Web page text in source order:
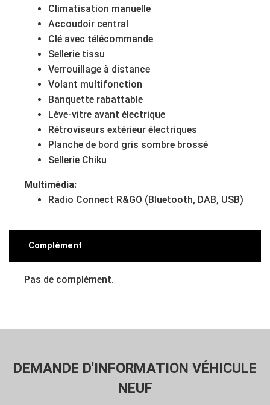
Climatisation manuelle
Accoudoir central
Clé avec télécommande
Sellerie tissu
Verrouillage à distance
Volant multifonction
Banquette rabattable
Lève-vitre avant électrique
Rétroviseurs extérieur électriques
Planche de bord gris sombre brossé
Sellerie Chiku
Multimédia:
Radio Connect R&GO (Bluetooth, DAB, USB)
Complément
Pas de complément.
DEMANDE D'INFORMATION VÉHICULE
NEUF